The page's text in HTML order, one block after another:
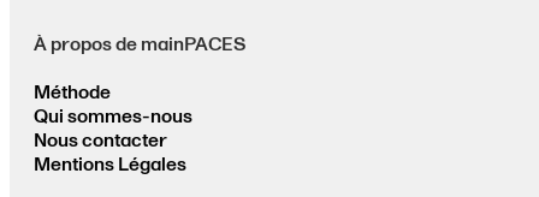
À propos de mainPACES
Méthode
Qui sommes-nous
Nous contacter
Mentions Légales